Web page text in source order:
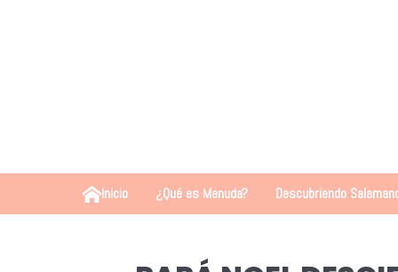
Inicio ¿Qué es Menuda? Descubriendo